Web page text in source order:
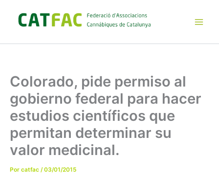
contenido
Colorado, pide permiso al
gobierno federal para hacer
estudios científicos que
permitan determinar su
valor medicinal.
Por catfac /03/01/2015